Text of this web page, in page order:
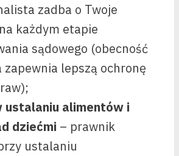
zadba o Twoje
każdym etapie
sądowego (obecność
zapewnia lepszą ochronę
ustalaniu alimentów i
dziećmi – prawnik
ustalaniu